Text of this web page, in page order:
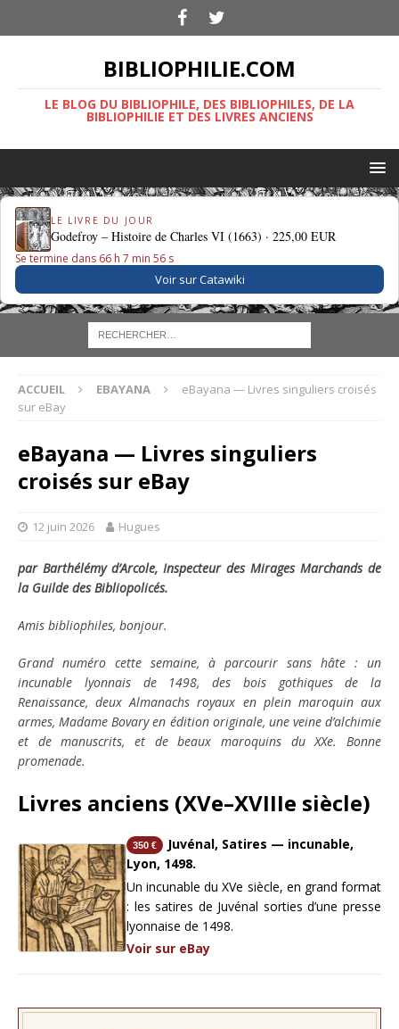
BIBLIOPHILIE.COM
LE BLOG DU BIBLIOPHILE, DES BIBLIOPHILES, DE LA
BIBLIOPHILIE ET DES LIVRES ANCIENS
LE LIVRE DU JOUR
Godefroy – Histoire de Charles VI (1663) ·225,00 EUR
Se termine dans 66 h 7 min 56 s
Voir sur Catawiki
ACCUEIL EBAYANA
eBayana — Livres singuliers croisés
sur eBay
eBayana — Livres singuliers
croisés sur eBay
12 juin 2026 Hugues
par Barthélémy d’Arcole, Inspecteur des Mirages Marchands de
la Guilde des Bibliopolicés.
Amis bibliophiles, bonjour.
Grand numéro cette semaine, à parcourir sans hâte : un
incunable lyonnais de 1498, des bois gothiques de la
Renaissance, deux Almanachs royaux en plein maroquin aux
armes, Madame Bovary en édition originale, une veine d’alchimie
et de manuscrits, et de beaux maroquins du XXe. Bonne
promenade.
Livres anciens (XVe–XVIIIe siècle)
350 €
Juvénal, Satires — incunable,
Lyon, 1498.
Un incunable du XVe siècle, en grand format
: les satires de Juvénal sorties d’une presse
lyonnaise de 1498.
Voir sur eBay